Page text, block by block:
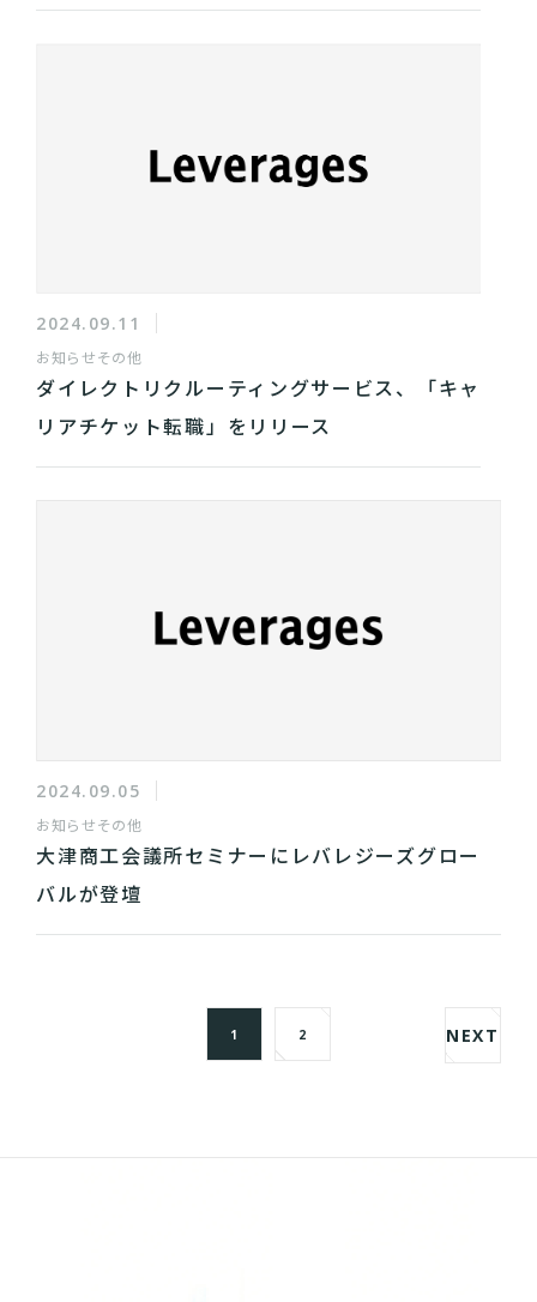
2024.09.11
お知らせその他
ダイレクトリクルーティングサービス、「キャ
リアチケット転職」をリリース
2024.09.05
お知らせその他
大津商工会議所セミナーにレバレジーズグロー
バルが登壇
1 2 NEXT